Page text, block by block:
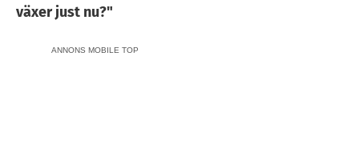
växer just nu?"
ANNONS MOBILE TOP